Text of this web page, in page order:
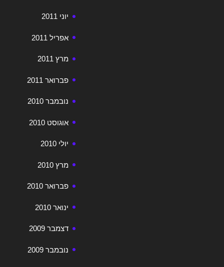
יוני 2011
אפריל 2011
מרץ 2011
פברואר 2011
נובמבר 2010
אוגוסט 2010
יולי 2010
מרץ 2010
פברואר 2010
ינואר 2010
דצמבר 2009
נובמבר 2009